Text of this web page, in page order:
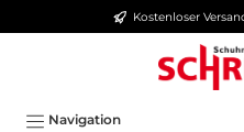
springen Kostenloser
Navigation